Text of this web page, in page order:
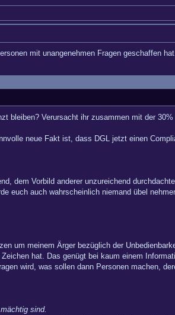
mit unangenehmen Fragen geschaffen
bleiben? Verursacht ihr zusammen mit der
neue Fakt ist, dass DGL jetzt einen
dem Vorbild anderer unzureichend
euch auch wahrscheinlich niemand übel
um meinem Ärger bezüglich der
hat. Das genügt bei kaum einem
wird, was sollen dann Personen machen,
sind.